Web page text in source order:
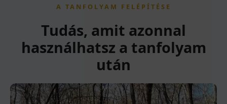
A TANFOLYAM FELÉPÍTÉSE
Tudás, amit azonnal
használhatsz a tanfolyam
után